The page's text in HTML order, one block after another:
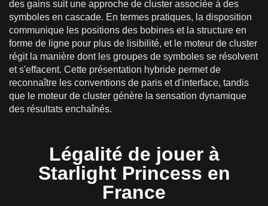
des gains suit une approche de cluster associée à des
symboles en cascade. En termes pratiques, la disposition
communique les positions des bobines et la structure en
forme de ligne pour plus de lisibilité, et le moteur de cluster
régit la manière dont les groupes de symboles se résolvent
et s'effacent. Cette présentation hybride permet de
reconnaître les conventions de paris et d'interface, tandis
que le moteur de cluster génère la sensation dynamique
des résultats enchaînés.
Légalité de jouer à
Starlight Princess en
France